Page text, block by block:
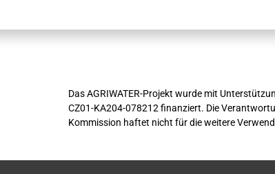
Das AGRIWATER-Projekt wurde mit
CZ01-KA204-078212 finanziert. Die
Kommission haftet nicht für die weitere